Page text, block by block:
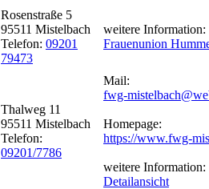
Rosenstraße 5
95511 Mistelbach
Telefon: 09201
79473
weitere Information:
Frauenunion
Thalweg 11
95511 Mistelbach
Telefon:
09201/7786
Mail:
fwg-
Homepage:
https://www.fwg-
weitere Information:
Detailansicht